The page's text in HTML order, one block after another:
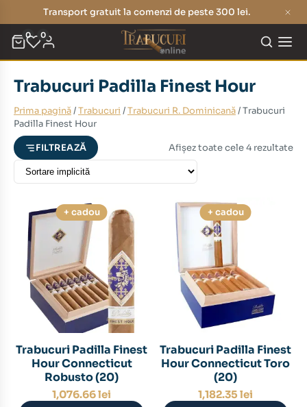
Transport gratuit la comenzi de peste 300 lei.
0 0
Trabucuri Padilla Finest Hour
Prima pagină/Trabucuri /Trabucuri R. Dominicană/ Trabucuri
Padilla Finest Hour
FILTREAZĂ Afișez toate cele 4 rezultate
+ cadou
Trabucuri Padilla Finest
Hour Connecticut
Robusto (20)
1,076.66lei
+ cadou
Trabucuri Padilla Finest
Hour Connecticut Toro
(20)
1,182.35 lei